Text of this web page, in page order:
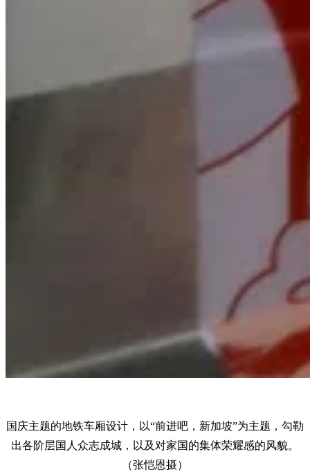
国庆主题的地铁车厢设计，以“前进吧，新加坡”为主题，勾勒
出各阶层国人众志成城，以及对家国的集体荣耀感的风貌。
（张恺恩摄）